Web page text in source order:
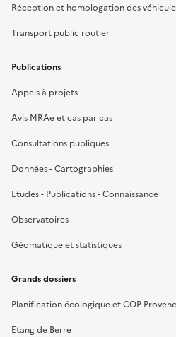
Réception et homologation des
Transport public routier
Publications
Appels à projets
Avis MRAe et cas par cas
Consultations publiques
Données - Cartographies
Etudes - Publications - Connaissance
Observatoires
Géomatique et statistiques
Grands dossiers
Planification écologique et COP
Etang de Berre